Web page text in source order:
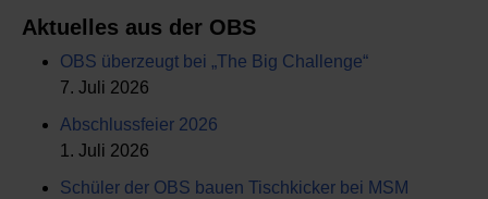
Aktuelles aus der OBS
OBS überzeugt bei „The Big Challenge“
7. Juli 2026
Abschlussfeier 2026
1. Juli 2026
Schüler der OBS bauen Tischkicker bei MSM